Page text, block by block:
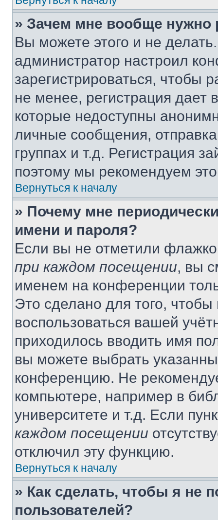
» Зачем мне вообще нужно
Вы можете этого и не
администратор настроил
зарегистрироваться, чтобы
не менее, регистрация
которые недоступны
личные сообщения,
группах и т.д. Регистрация
поэтому мы рекомендуем
Вернуться к началу
» Почему мне
имени и пароля?
Если вы не отметили
при каждом посещении, вы
именем на конференции
Это сделано для того, чтобы
воспользоваться вашей
приходилось вводить имя
вы можете выбрать
конференцию. Не
компьютере, например в
университете и т.д. Если
каждом посещении
отключил эту функцию.
Вернуться к началу
» Как сделать, чтобы я не
пользователей?